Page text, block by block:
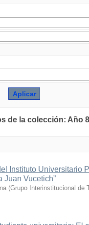
de la colección: Año
Instituto Universitario
Juan Vucetich”
(Grupo Interinstitucional de